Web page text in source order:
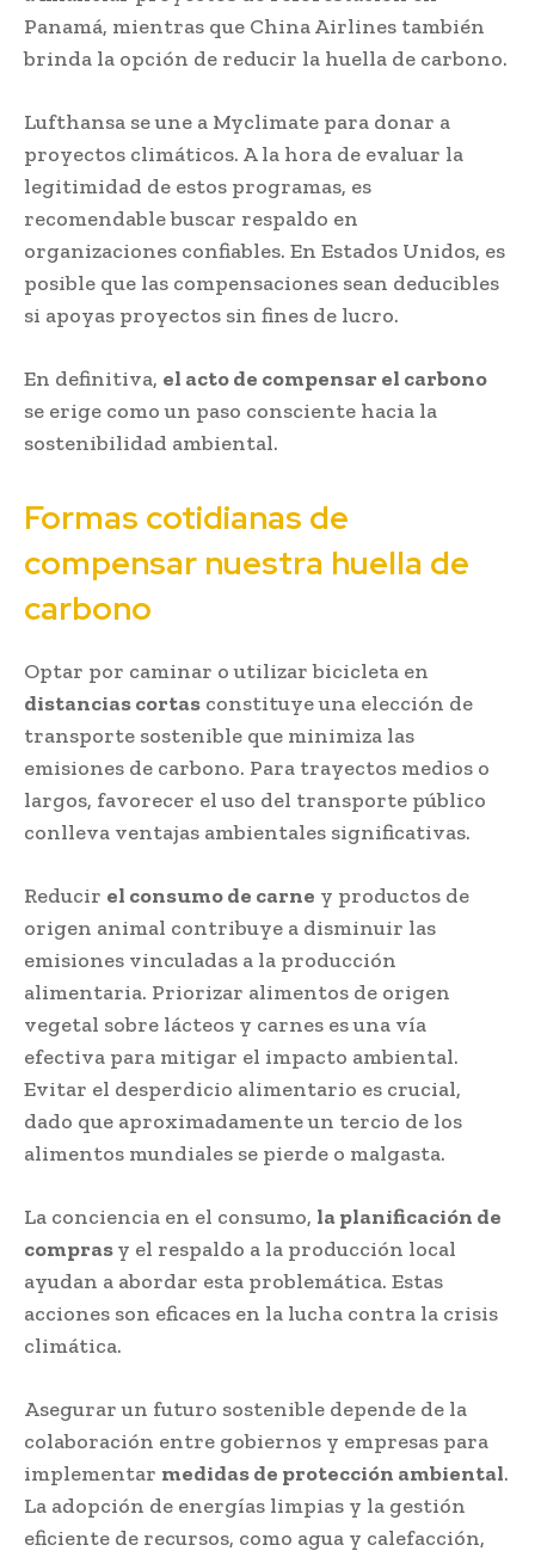
Panamá, mientras que China Airlines también
brinda la opción de reducir la huella de carbono.
Lufthansa se une a Myclimate para donar a
proyectos climáticos. A la hora de evaluar la
legitimidad de estos programas, es
recomendable buscar respaldo en
organizaciones confiables. En Estados Unidos, es
posible que las compensaciones sean deducibles
si apoyas proyectos sin fines de lucro.
En definitiva, el acto de compensar el carbono
se erige como un paso consciente hacia la
sostenibilidad ambiental.
Formas cotidianas de
compensar nuestra huella de
carbono
Optar por caminar o utilizar bicicleta en
distancias cortas constituye una elección de
transporte sostenible que minimiza las
emisiones de carbono. Para trayectos medios o
largos, favorecer el uso del transporte público
conlleva ventajas ambientales significativas.
Reducir el consumo de carne y productos de
origen animal contribuye a disminuir las
emisiones vinculadas a la producción
alimentaria. Priorizar alimentos de origen
vegetal sobre lácteos y carnes es una vía
efectiva para mitigar el impacto ambiental.
Evitar el desperdicio alimentario es crucial,
dado que aproximadamente un tercio de los
alimentos mundiales se pierde o malgasta.
La conciencia en el consumo, la planificación de
comprasy el respaldo a la producción local
ayudan a abordar esta problemática. Estas
acciones son eficaces en la lucha contra la crisis
climática.
Asegurar un futuro sostenible depende de la
colaboración entre gobiernos y empresas para
implementar medidas de protección ambiental.
La adopción de energías limpias y la gestión
eficiente de recursos, como agua y calefacción,